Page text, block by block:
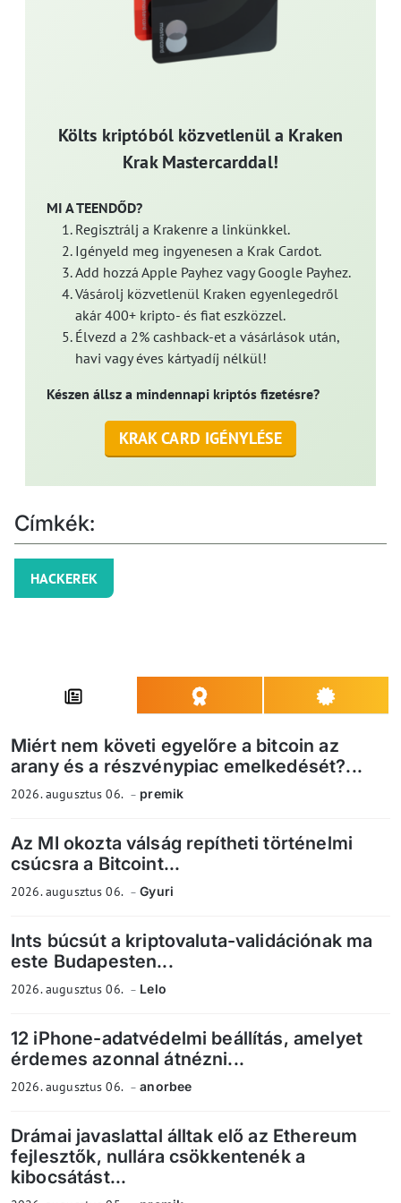
Költs kriptóból közvetlenül a Kraken
Krak Mastercarddal!
MI A TEENDŐD?
Regisztrálj a Krakenre a linkünkkel.
Igényeld meg ingyenesen a Krak Cardot.
Add hozzá Apple Payhez vagy Google Payhez.
Vásárolj közvetlenül Kraken egyenlegedről
akár 400+ kripto- és fiat eszközzel.
Élvezd a 2% cashback-et a vásárlások után,
havi vagy éves kártyadíj nélkül!
Készen állsz a mindennapi kriptós fizetésre?
KRAK CARD IGÉNYLÉSE
Címkék:
HACKEREK
Miért nem követi egyelőre a bitcoin az
arany és a részvénypiac emelkedését?...
2026. augusztus 06. premik
Az MI okozta válság repítheti történelmi
csúcsra a Bitcoint...
2026. augusztus 06. Gyuri
Ints búcsút a kriptovaluta-validációnak ma
este Budapesten...
2026. augusztus 06. Lelo
12 iPhone-adatvédelmi beállítás, amelyet
érdemes azonnal átnézni...
2026. augusztus 06. anorbee
Drámai javaslattal álltak elő az Ethereum
fejlesztők, nullára csökkentenék a
kibocsátást...